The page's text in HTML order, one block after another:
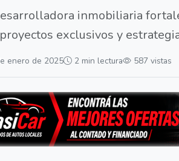
inmobiliaria
exclusivos y
enero de 2025 2 min lectura 587 vistas